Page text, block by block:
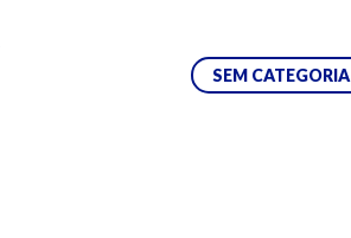
SEM CATEGORIA